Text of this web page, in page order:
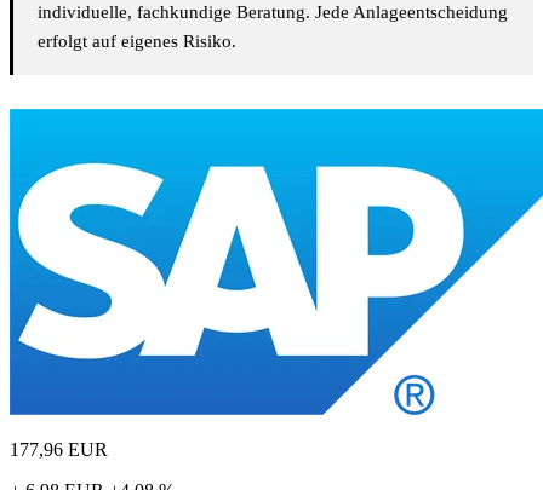
individuelle, fachkundige Beratung. Jede Anlageentscheidung
erfolgt auf eigenes Risiko.
177,96 EUR